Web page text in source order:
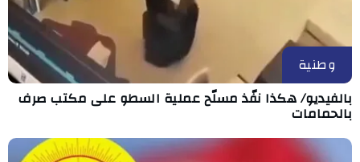
وطنية
بالفيديو/ هكذا نفّذ مسلّح عملية السطو على مكتب صرف
بالحمامات